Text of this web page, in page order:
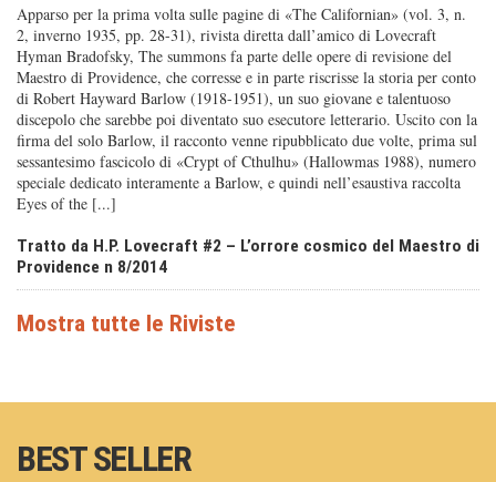
Apparso per la prima volta sulle pagine di «The Californian» (vol. 3, n.
2, inverno 1935, pp. 28-31), rivista diretta dall’amico di Lovecraft
Hyman Bradofsky, The summons fa parte delle opere di revisione del
Maestro di Providence, che corresse e in parte riscrisse la storia per conto
di Robert Hayward Barlow (1918-1951), un suo giovane e talentuoso
discepolo che sarebbe poi diventato suo esecutore letterario. Uscito con la
firma del solo Barlow, il racconto venne ripubblicato due volte, prima sul
sessantesimo fascicolo di «Crypt of Cthulhu» (Hallowmas 1988), numero
speciale dedicato interamente a Barlow, e quindi nell’esaustiva raccolta
Eyes of the [...]
Tratto da H.P. Lovecraft #2 – L’orrore cosmico del Maestro di
Providence n 8/2014
BEST SELLER